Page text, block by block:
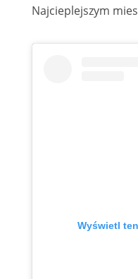
Najcieplejszym
Wyświetl